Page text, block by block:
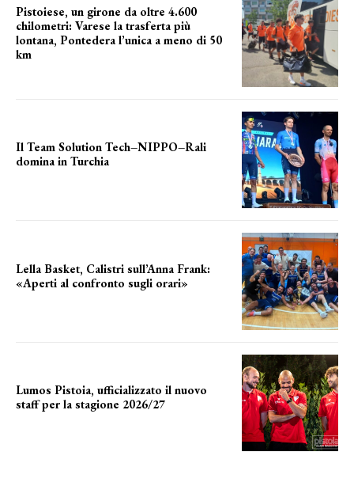
Pistoiese, un girone da oltre 4.600
chilometri: Varese la trasferta più
lontana, Pontedera l’unica a meno di 50
km
Il Team Solution Tech–NIPPO–Rali
domina in Turchia
Lella Basket, Calistri sull’Anna Frank:
«Aperti al confronto sugli orari»
Lumos Pistoia, ufficializzato il nuovo
staff per la stagione 2026/27